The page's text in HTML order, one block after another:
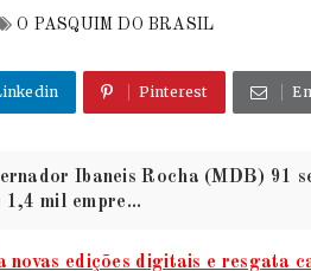
O PASQUIM DO BRASIL
Pinterest
Ibaneis Rocha (MDB) 91
mil empre...
novas edições digitais e resgata